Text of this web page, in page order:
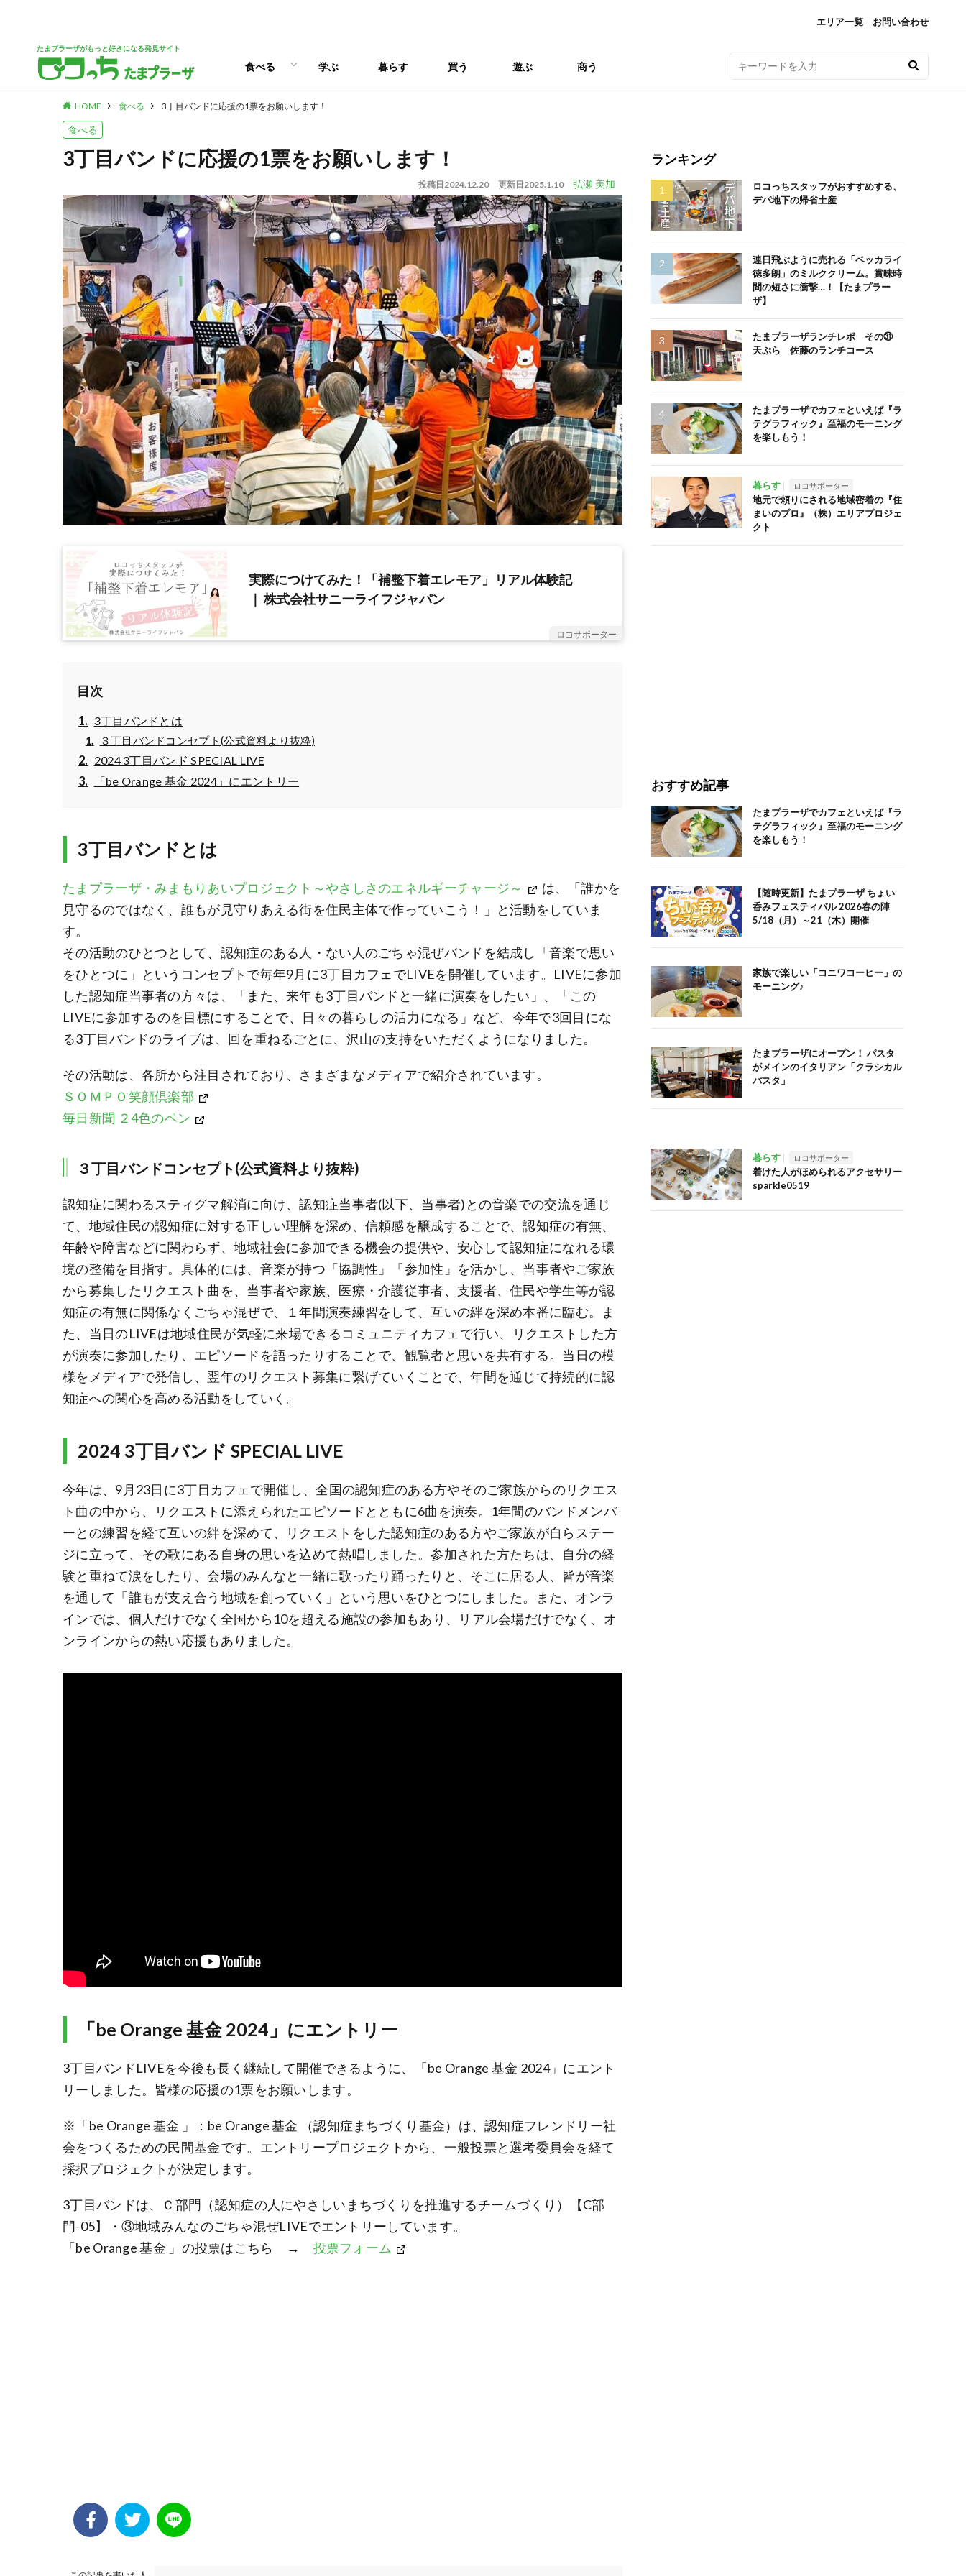
エリア一覧 お問い合わせ
たまプラーザがもっと好きになる発見サイト
食べる
パン
スイーツ
ランチ
カフェ
学ぶ 暮らす 買う 遊ぶ 商う
HOME 食べる 3丁目バンドに応援の1票をお願いします！
食べる
3丁目バンドに応援の1票をお願いします！
投稿日2024.12.20 更新日2025.1.10 弘瀬 美加
実際につけてみた！「補整下着エレモア」リアル体験記
｜ 株式会社サニーライフジャパン
ロコサポーター
目次
3丁目バンドとは
３丁目バンドコンセプト(公式資料より抜粋)
2024 3丁目バンド SPECIAL LIVE
「be Orange 基金 2024」にエントリー
3丁目バンドとは
たまプラーザ・みまもりあいプロジェクト～やさしさのエネルギーチャージ～
は、「誰かを
見守るのではなく、誰もが見守りあえる街を住民主体で作っていこう！」と活動をしていま
す。
その活動のひとつとして、認知症のある人・ない人のごちゃ混ぜバンドを結成し「音楽で思い
をひとつに」というコンセプトで毎年9月に3丁目カフェでLIVEを開催しています。LIVEに参加
した認知症当事者の方々は、「また、来年も3丁目バンドと一緒に演奏をしたい」、「この
LIVEに参加するのを目標にすることで、日々の暮らしの活力になる」など、今年で3回目にな
る3丁目バンドのライブは、回を重ねるごとに、沢山の支持をいただくようになりました。
その活動は、各所から注目されており、さまざまなメディアで紹介されています。
ＳＯＭＰＯ笑顔倶楽部
毎日新聞 ２4色のペン
３丁目バンドコンセプト(公式資料より抜粋)
認知症に関わるスティグマ解消に向け、認知症当事者(以下、当事者)との音楽での交流を通じ
て、地域住民の認知症に対する正しい理解を深め、信頼感を醸成することで、認知症の有無、
年齢や障害などに関わらず、地域社会に参加できる機会の提供や、安心して認知症になれる環
境の整備を目指す。具体的には、音楽が持つ「協調性」「参加性」を活かし、当事者やご家族
から募集したリクエスト曲を、当事者や家族、医療・介護従事者、支援者、住民や学生等が認
知症の有無に関係なくごちゃ混ぜで、１年間演奏練習をして、互いの絆を深め本番に臨む。ま
た、当日のLIVEは地域住民が気軽に来場できるコミュニティカフェで行い、リクエストした方
が演奏に参加したり、エピソードを語ったりすることで、観覧者と思いを共有する。当日の模
様をメディアで発信し、翌年のリクエスト募集に繋げていくことで、年間を通じて持続的に認
知症への関心を高める活動をしていく。
2024 3丁目バンド SPECIAL LIVE
今年は、9月23日に3丁目カフェで開催し、全国の認知症のある方やそのご家族からのリクエス
ト曲の中から、リクエストに添えられたエピソードとともに6曲を演奏。1年間のバンドメンバ
ーとの練習を経て互いの絆を深めて、リクエストをした認知症のある方やご家族が自らステー
ジに立って、その歌にある自身の思いを込めて熱唱しました。参加された方たちは、自分の経
験と重ねて涙をしたり、会場のみんなと一緒に歌ったり踊ったりと、そこに居る人、皆が音楽
を通して「誰もが支え合う地域を創っていく」という思いをひとつにしました。また、オンラ
インでは、個人だけでなく全国から10を超える施設の参加もあり、リアル会場だけでなく、オ
ンラインからの熱い応援もありました。
「be Orange 基金 2024」にエントリー
3丁目バンドLIVEを今後も長く継続して開催できるように、「be Orange 基金 2024」にエント
リーしました。皆様の応援の1票をお願いします。
※「be Orange 基金 」：be Orange 基金 （認知症まちづくり基金）は、認知症フレンドリー社
会をつくるための民間基金です。エントリープロジェクトから、一般投票と選考委員会を経て
採択プロジェクトが決定します。
3丁目バンドは、Ｃ部門（認知症の人にやさしいまちづくりを推進するチームづくり）【C部
門-05】・③地域みんなのごちゃ混ぜLIVEでエントリーしています。
「be Orange 基金 」の投票はこちら → 投票フォーム
ランキング
ロコっちスタッフがおすすめする、
デパ地下の帰省土産
連日飛ぶように売れる「ベッカライ
徳多朗」のミルククリーム。賞味時
間の短さに衝撃…！【たまプラー
ザ】
たまプラーザランチレポ その㉛
天ぷら 佐藤のランチコース
たまプラーザでカフェといえば『ラ
テグラフィック』至福のモーニング
を楽しもう！
暮らす ロコサポーター
地元で頼りにされる地域密着の『住
まいのプロ』（株）エリアプロジェ
クト
おすすめ記事
たまプラーザでカフェといえば『ラ
テグラフィック』至福のモーニング
を楽しもう！
【随時更新】たまプラーザ ちょい
呑みフェスティバル 2026春の陣
5/18（月）～21（木）開催
家族で楽しい「コニワコーヒー」の
モーニング♪
たまプラーザにオープン！ パスタ
がメインのイタリアン「クラシカル
パスタ」
暮らす ロコサポーター
着けた人がほめられるアクセサリー
sparkle0519